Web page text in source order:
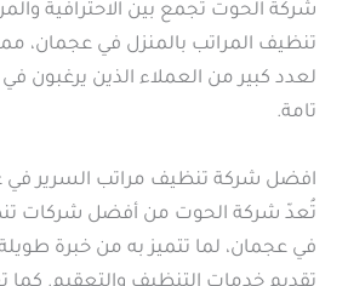
شركة الحوت تجمع بين الاحترافية
تنظيف المراتب بالمنزل في عجمان،
لعدد كبير من العملاء الذين يرغبون
تامة.
افضل شركة تنظيف مراتب السرير في
تُعدّ شركة الحوت من أفضل شركات
في عجمان، لما تتميز به من خبرة